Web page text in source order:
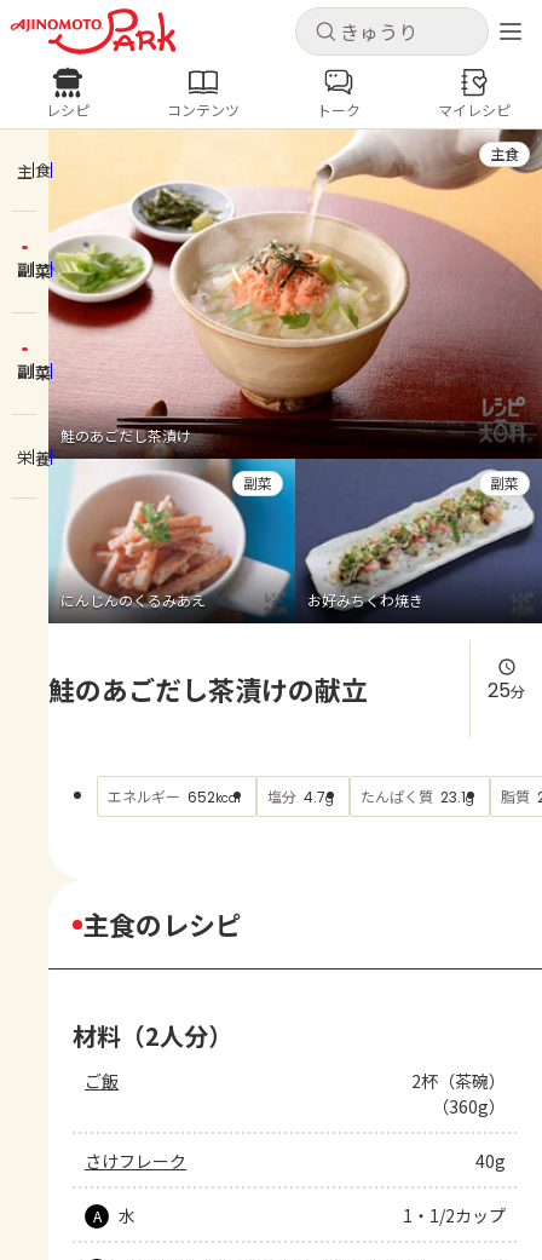
キャンセル
ログインするとレシピを保存できます
新規登録
ホーム
コンテンツ
レシピ
トーク
よくあるお問い合わせ
お買い物
AJINOMOTO PARK とは
キャンセル
レシピ コンテンツ
人気の食材・レシピ
きゅうり なす トマト
とうもろこし
ピーマン
みょうが ゴーヤ
レシピ コンテンツ トーク マイレシピ
主食
副菜
副菜
栄養
鮭のあごだし茶漬け
主食
にんじんのくるみあえ
副菜
お好みちくわ焼き
副菜
鮭のあごだし茶漬けの献立 25分
エネルギー 652kcal 塩分 4.7g たんぱく質 23.1g 脂質
主食のレシピ
材料（2人分）
ご飯
2杯（茶碗）
（360g）
さけフレーク 40g
A 水 1・1/2カップ